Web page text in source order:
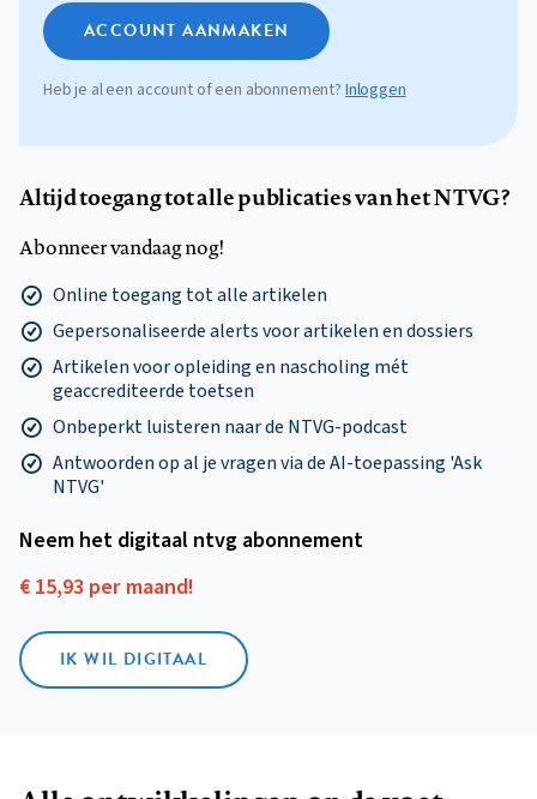
ACCOUNT AANMAKEN
Heb je al een account of een abonnement?Inloggen
Altijd toegang tot alle publicaties van het NTVG?
Abonneer vandaag nog!
Online toegang tot alle artikelen
Gepersonaliseerde alerts voor artikelen en dossiers
Artikelen voor opleiding en nascholing mét
geaccrediteerde toetsen
Onbeperkt luisteren naar de NTVG-podcast
Antwoorden op al je vragen via de AI-toepassing 'Ask
NTVG'
Neem het digitaal ntvg abonnement
€ 15,93 per maand!
IK WIL DIGITAAL